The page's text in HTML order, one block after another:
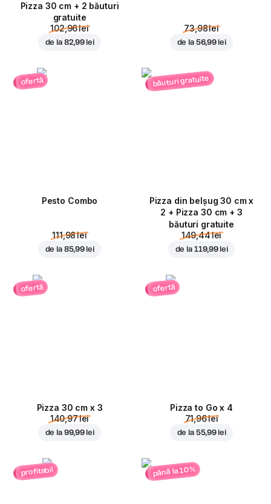
Pizza 30 cm + 2 băuturi
gratuite
102,96 lei
de la 82,99 lei
73,98 lei
de la 56,99 lei
ofertă
Pesto Combo
111,98 lei
de la 85,99 lei
băuturi gratuite
Pizza din belșug 30 cm x
2 + Pizza 30 cm + 3
băuturi gratuite
149,44 lei
de la 119,99 lei
ofertă
Pizza 30 cm x 3
140,97 lei
de la 99,99 lei
ofertă
Pizza to Go x 4
71,96 lei
de la 55,99 lei
profitabil până la 10%